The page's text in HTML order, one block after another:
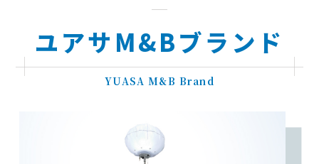
ユアサM&Bブランド
YUASA M&B Brand